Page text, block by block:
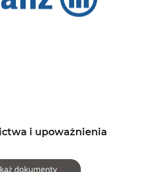
i upoważnienia